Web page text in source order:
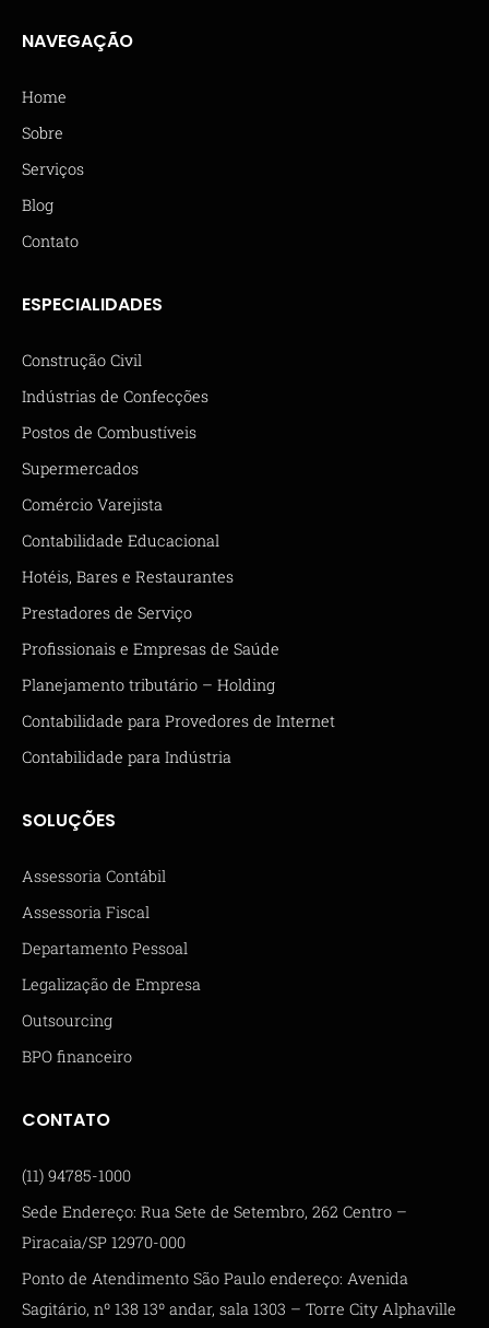
NAVEGAÇÃO
Home
Sobre
Serviços
Blog
Contato
ESPECIALIDADES
Construção Civil
Indústrias de Confecções
Postos de Combustíveis
Supermercados
Comércio Varejista
Contabilidade Educacional
Hotéis, Bares e Restaurantes
Prestadores de Serviço
Profissionais e Empresas de Saúde
Planejamento tributário – Holding
Contabilidade para Provedores de Internet
Contabilidade para Indústria
SOLUÇÕES
Assessoria Contábil
Assessoria Fiscal
Departamento Pessoal
Legalização de Empresa
Outsourcing
BPO financeiro
CONTATO
(11) 94785-1000
Sede Endereço: Rua Sete de Setembro, 262 Centro –
Piracaia/SP 12970-000
Ponto de Atendimento São Paulo endereço: Avenida
Sagitário, nº 138 13º andar, sala 1303 – Torre City Alphaville